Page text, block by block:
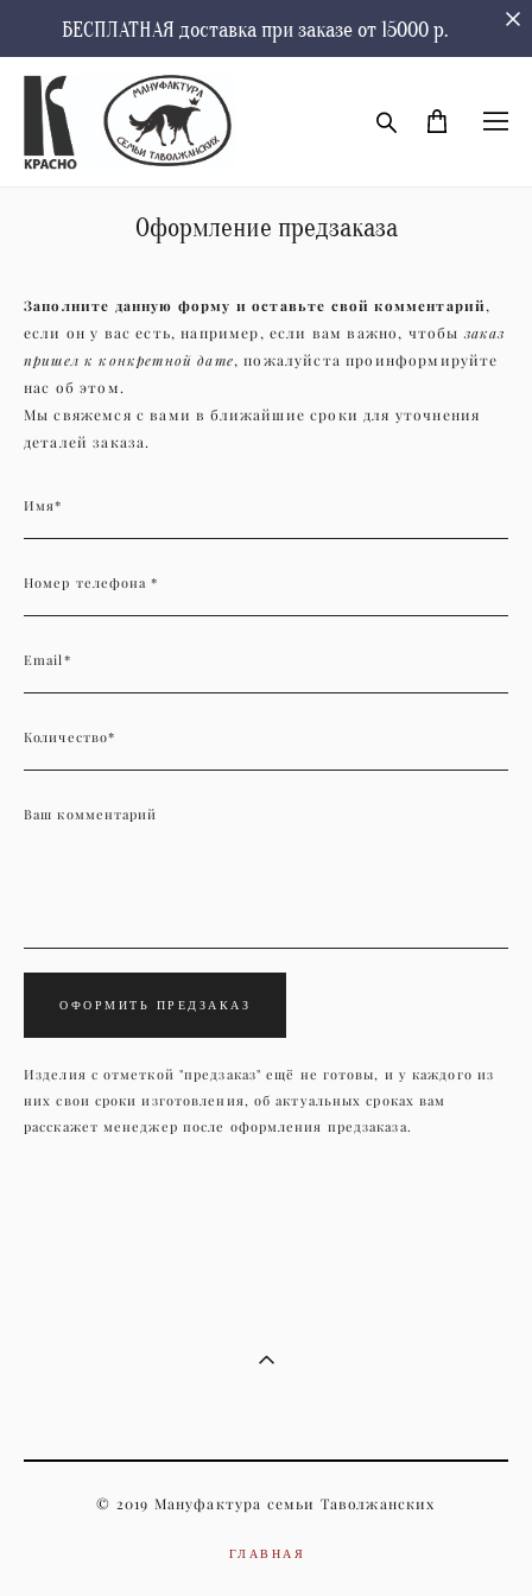
БЕСПЛАТНАЯ доставка при заказе от 15000 р.
Оформление предзаказа
Заполните данную форму и оставьте свой комментарий ,
если он у вас есть, например, если вам важно, чтобы заказ
пришел к конкретной дате, пожалуйста проинформируйте
нас об этом.
Мы свяжемся с вами в ближайшие сроки для уточнения
деталей заказа.
Имя*
Номер телефона *
Email*
Количество*
Ваш комментарий
ОФОРМИТЬ ПРЕДЗАКАЗ
Изделия с отметкой "предзаказ" ещё не готовы, и у каждого из
них свои сроки изготовления, об актуальных сроках вам
расскажет менеджер после оформления предзаказа.
© 2019 Мануфактура семьи Таволжанских
ГЛАВНАЯ